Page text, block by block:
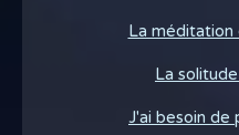
La méditation
La
J'ai besoin de